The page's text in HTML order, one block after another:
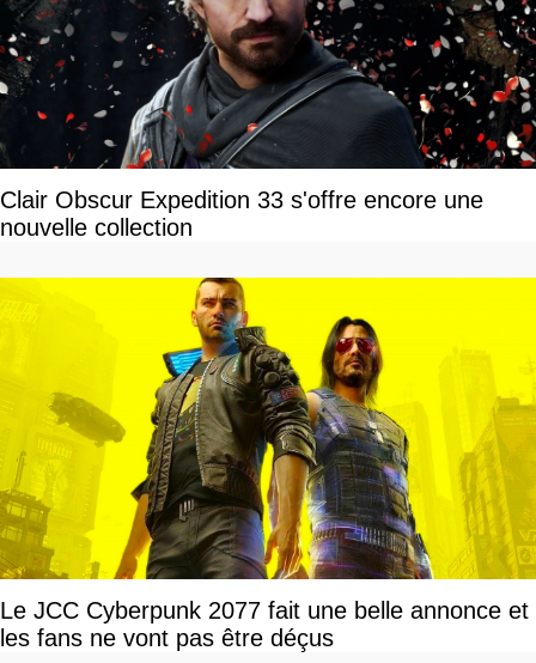
Clair Obscur Expedition 33 s'offre encore une
nouvelle collection
Le JCC Cyberpunk 2077 fait une belle annonce et
les fans ne vont pas être déçus